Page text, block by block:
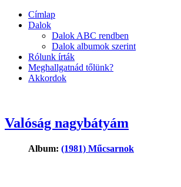
Címlap
Dalok
Dalok ABC rendben
Dalok albumok szerint
Rólunk írták
Meghallgatnád tőlünk?
Akkordok
Valóság nagybátyám
Album: (1981) Műcsarnok